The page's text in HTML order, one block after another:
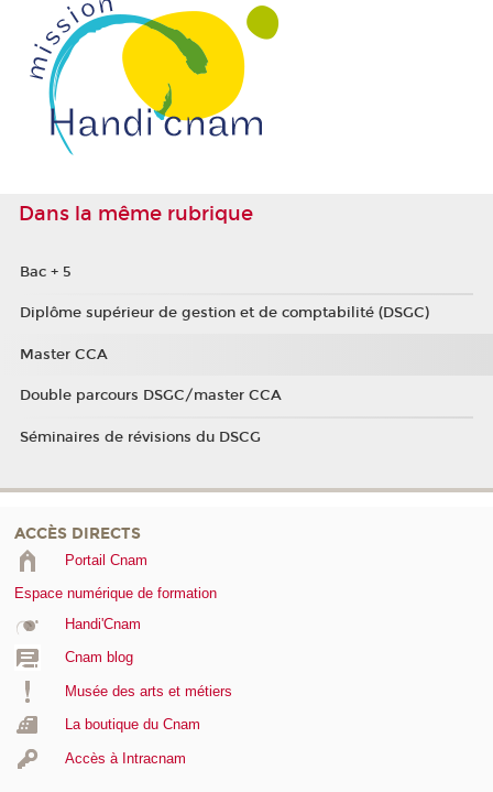
Dans la même rubrique
Bac + 5
Diplôme supérieur de gestion et de comptabilité (DSGC)
Master CCA
Double parcours DSGC/master CCA
Séminaires de révisions du DSCG
ACCÈS DIRECTS
Portail Cnam
Espace numérique de formation
Handi'Cnam
Cnam blog
Musée des arts et métiers
La boutique du Cnam
Accès à Intracnam